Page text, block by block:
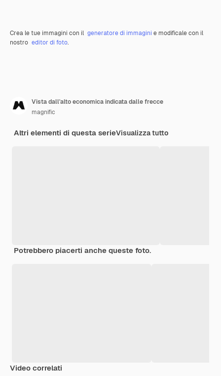
Crea le tue immagini con il generatore di immagini e modificale con il
nostro editor di foto.
Vista dall'alto economica indicata dalle frecce
magnific
Altri elementi di questa serieVisualizza tutto
Potrebbero piacerti anche queste foto.
Video correlati